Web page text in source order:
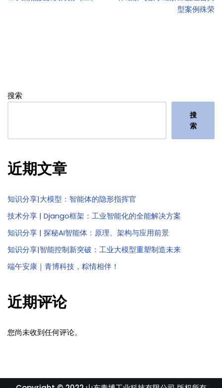
型案例殊荣
搜索
搜
索
近期文章
知识分享|大模型：智能体的隐形指挥官
技术分享 | Django框架：工业智能化的全能解决方案
知识分享 | 探秘AI智能体：原理、架构与应用前景
知识分享|智能控制新突破：工业大模型重塑制造未来
端午安康｜青博科技，粽情相伴！
近期评论
您尚未收到任何评论。